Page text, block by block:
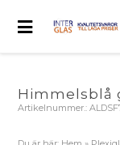
Himmelsblå
Artikelnummer.: